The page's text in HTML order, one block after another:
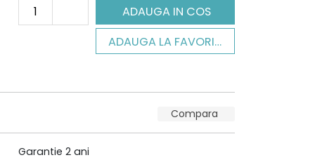
ADAUGA IN COS
ADAUGA LA FAVORITE
Compara
Garantie 2 ani